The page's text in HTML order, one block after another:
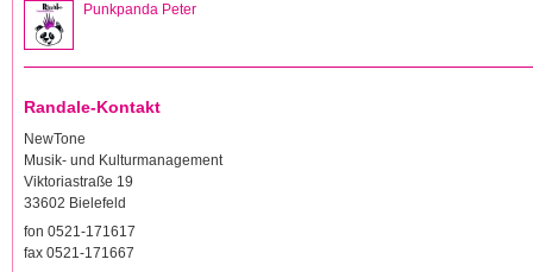
Punkpanda Peter
Randale-Kontakt
NewTone
Musik- und Kulturmanagement
Viktoriastraße 19
33602 Bielefeld
fon 0521-171617
fax 0521-171667